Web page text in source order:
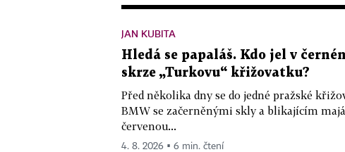
JAN KUBITA
Hledá se papaláš. Kdo jel v
skrze „Turkovu“ křižovatku?
Před několika dny se do jedné pražské
BMW se začerněnými skly a blikajícím
červenou...
4. 8. 2026 ▪ 6 min. čtení